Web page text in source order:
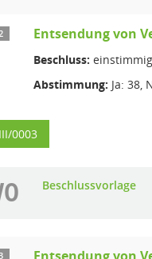
Entsendung von
Beschluss:
Abstimmung: Ja: 38,
0003
Beschlussvorlage